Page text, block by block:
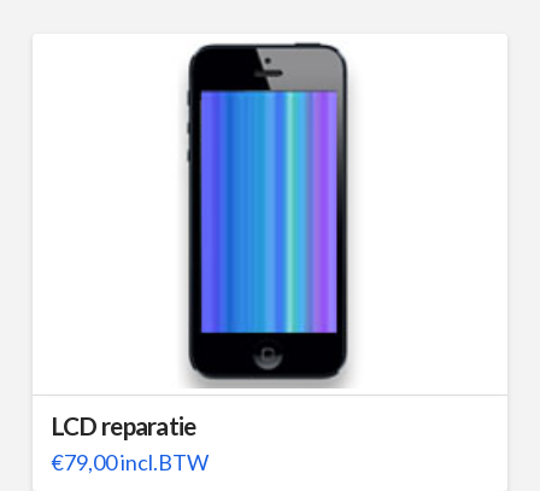
LCD reparatie
€79,00incl.BTW